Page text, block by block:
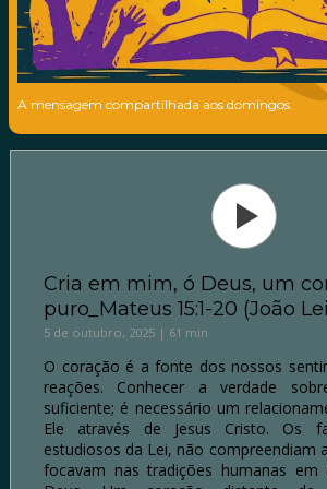
A mensagem compartilhada aos domingos.
Cria em mim, ó Deus, um
puro_Mateus 15:1-20 (João
5 de outubro, 2025 | 61 min
O coração é a fonte dos nossos
reações. Conhecer a verdade
suficiente; é necessário um
Ele através de Jesus Cristo. Os
estudiosos da Lei, não compreendiam
focavam nas tradições humanas